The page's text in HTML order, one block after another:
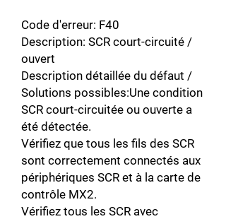
Code d'erreur: F40
Description: SCR court-circuité /
ouvert
Description détaillée du défaut /
Solutions possibles:Une condition
SCR court-circuitée ou ouverte a
été détectée.
Vérifiez que tous les fils des SCR
sont correctement connectés aux
périphériques SCR et à la carte de
contrôle MX2.
Vérifiez tous les SCR avec